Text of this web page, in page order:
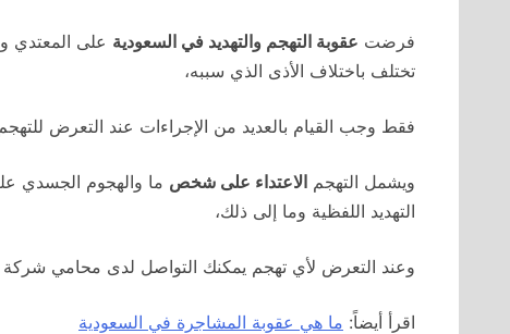
فرضت عقوبة التهجم والتهديد في السعودية
تختلف باختلاف الأذى الذي سببه،
فقط وجب القيام بالعديد من الإجراءات عند التعرض
ويشمل التهجم الاعتداء على شخص ما والهجوم الجسدي
التهديد اللفظية وما إلى ذلك،
وعند التعرض لأي تهجم يمكنك التواصل لدى محامي شركة
اقرأ أيضاً: ما هي عقوبة المشاجرة في السعودية